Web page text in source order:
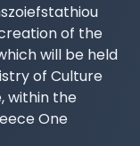
of the
will be held
of Culture
within the
One